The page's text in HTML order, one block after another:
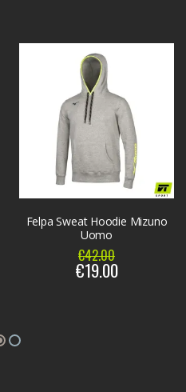
Felpa Sweat Hoodie Mizuno
Uomo
€42.00
€19.00